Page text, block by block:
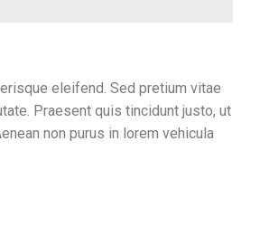
eleifend. Sed pretium vitae
Praesent quis tincidunt justo, ut
non purus in lorem vehicula